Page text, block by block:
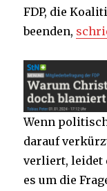
FDP, die
beenden,
Wenn
darauf
verliert, leidet
es um die